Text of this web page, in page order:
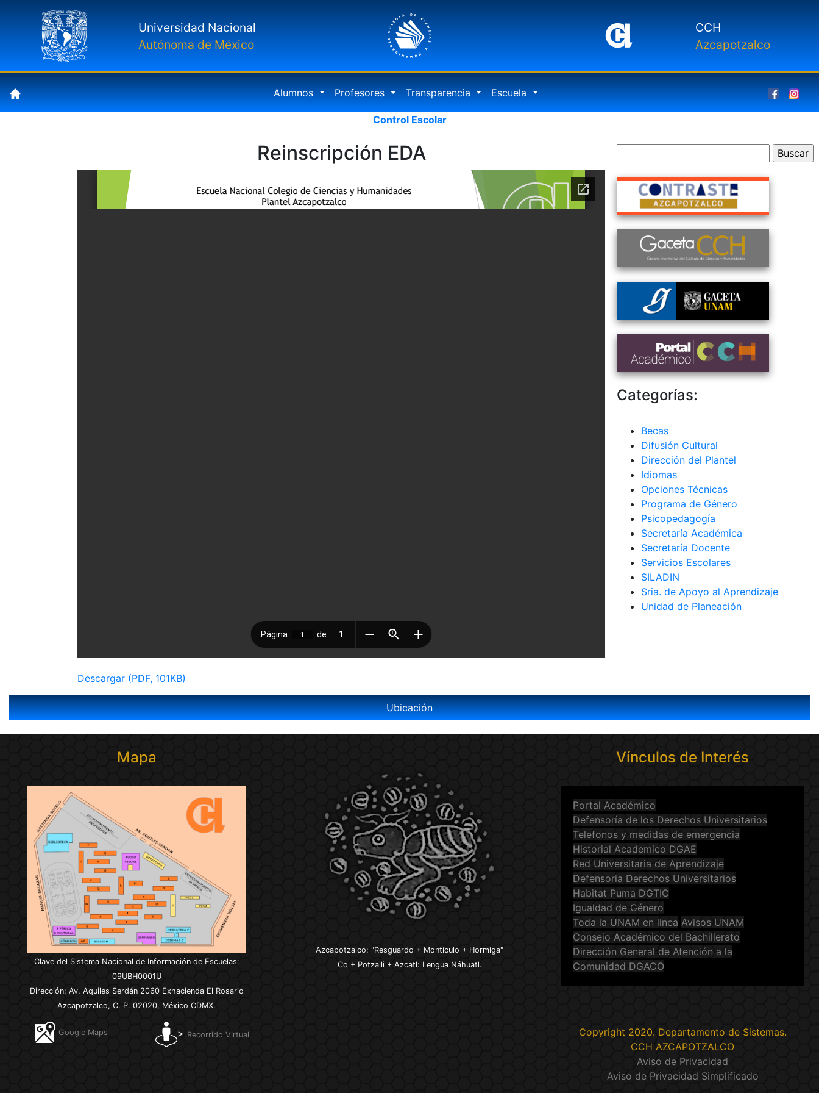
Universidad Nacional
Autónoma de México
CCH
Azcapotzalco
Alumnos Profesores Transparencia Escuela
Control Escolar
Reinscripción EDA
Descargar (PDF, 101KB)
Categorías:
Becas
Difusión Cultural
Dirección del Plantel
Idiomas
Opciones Técnicas
Programa de Género
Psicopedagogía
Secretaría Académica
Secretaría Docente
Servicios Escolares
SILADIN
Sria. de Apoyo al Aprendizaje
Unidad de Planeación
Ubicación
Mapa
Clave del Sistema Nacional de Información de Escuelas:
09UBH0001U
Dirección: Av. Aquiles Serdán 2060 Exhacienda El Rosario
Azcapotzalco, C. P. 02020, México CDMX.
Google Maps > Recorrido Virtual
Azcapotzalco: "Resguardo + Montículo + Hormiga"
Co + Potzalli + Azcatl: Lengua Náhuatl.
Vínculos de Interés
Portal Académico
Defensoría de los Derechos Universitarios
Telefonos y medidas de emergencia
Historial Academico DGAE
Red Universitaria de Aprendizaje
Defensoria Derechos Universitarios
Habitat Puma DGTIC
Igualdad de Género
Toda la UNAM en linea Avisos UNAM
Consejo Académico del Bachillerato
Dirección General de Atención a la
Comunidad DGACO
Copyright 2020. Departamento de Sistemas.
CCH AZCAPOTZALCO
Aviso de Privacidad
Aviso de Privacidad Simplificado